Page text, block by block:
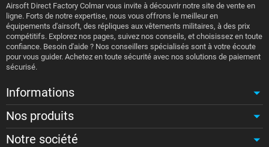
Airsoft Direct Factory Colmar vous invite à découvrir notre site de vente en
ligne. Forts de notre expertise, nous vous offrons le meilleur en
équipements d'airsoft, des répliques aux vêtements militaires, à des prix
compétitifs. Explorez nos pages, suivez nos conseils, et choisissez en toute
confiance. Besoin d'aide ? Nos conseillers spécialisés sont à votre écoute
pour vous guider. Achetez en toute sécurité avec nos solutions de paiement
sécurisé.
Informations
Nos produits
Notre société